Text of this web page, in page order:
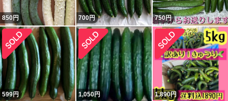
850円 700円 750円
599円 1,050円 1,890円